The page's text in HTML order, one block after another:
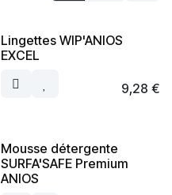
Lingettes WIP'ANIOS
EXCEL
9,28 €
Mousse détergente
SURFA'SAFE Premium
ANIOS